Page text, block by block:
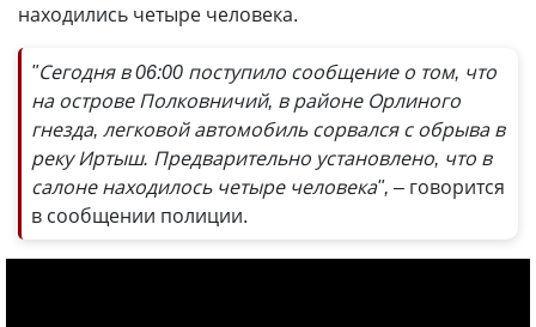
находились четыре человека.
"Сегодня в 06:00 поступило сообщение о том, что
на острове Полковничий, в районе Орлиного
гнезда, легковой автомобиль сорвался с обрыва в
реку Иртыш. Предварительно установлено, что в
салоне находилось четыре человека", – говорится
в сообщении полиции.